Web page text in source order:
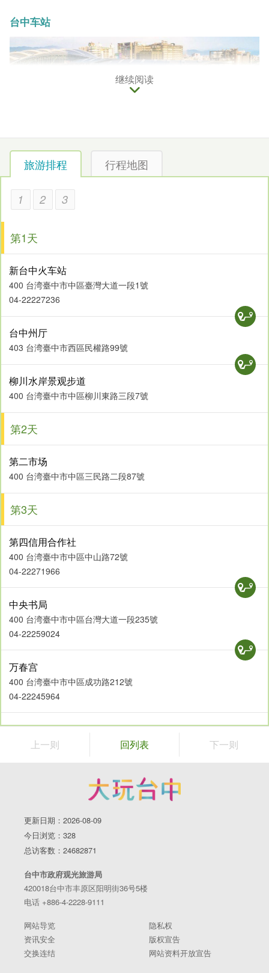
台中车站
铁路高架化让台中进入新时代，但台中车站同时也保留了新
站、旧站，成为全台唯一「三代同堂」的车站。新旧车站相
台中车站新站也是全台第一座开放式火车站，更是唯一没有空
地址｜台中市中区台湾大道一段1号
宫原眼科
日治时代台中规模最大的眼科诊所所改建成冰品店的宫原眼
科，内部装潢使用了挑高的设计，近似哈利波特内霍格华兹学
院的场景，以木头建造的书架和柜子营造出一种特有的质感
美，屋顶采用透光玻璃，白天时光线自然引进，一边看着华丽
的室内设计、一边吃着可口的甜点，除了是台中必吃冰品，更
地址｜台中市中区中山路20号
柳川水岸景观步道
继续阅读
旅游排程 行程地图
1 2 3
第1天
新台中火车站
400 台湾臺中市中區臺灣大道一段1號
04-22227236
台中州厅
403 台湾臺中市西區民權路99號
柳川水岸景观步道
400 台湾臺中市中區柳川東路三段7號
第2天
第二市场
400 台湾臺中市中區三民路二段87號
第3天
第四信用合作社
400 台湾臺中市中區中山路72號
04-22271966
中央书局
400 台湾臺中市中區台灣大道一段235號
04-22259024
万春宫
400 台湾臺中市中區成功路212號
04-22245964
上一则 回列表 下一则
更新日期：2026-08-09
今日浏览：328
总访客数：24682871
台中市政府观光旅游局
420018台中市丰原区阳明街36号5楼
电话 +886-4-2228-9111
网站导览
隐私权
资讯安全
版权宣告
交换连结
网站资料开放宣告